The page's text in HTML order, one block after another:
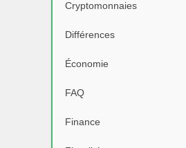
Cryptomonnaies
Différences
Économie
FAQ
Finance